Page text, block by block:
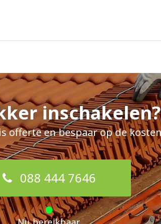
inschakelen?
offerte en bespaar op de
088 444 7646